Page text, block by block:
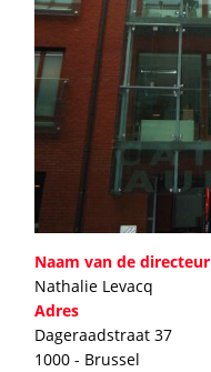
Naam van de directeur
Nathalie Levacq
Adres
Dageraadstraat 37
1000 - Brussel